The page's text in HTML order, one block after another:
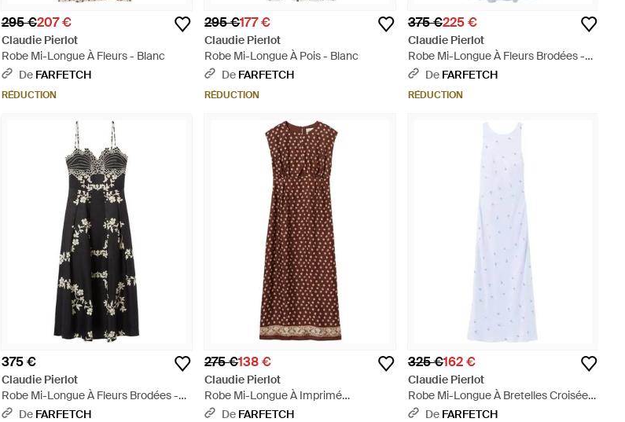
295 €207 €
Claudie Pierlot
Robe Mi-Longue À Fleurs - Blanc
De FARFETCH
RÉDUCTION
295 €177 €
Claudie Pierlot
Robe Mi-Longue À Pois - Blanc
De FARFETCH
RÉDUCTION
375 €225 €
Claudie Pierlot
Robe Mi-Longue À Fleurs Brodées -
Blanc
De FARFETCH
RÉDUCTION
375 €
Claudie Pierlot
Robe Mi-Longue À Fleurs Brodées -
NoirDe FARFETCH
275 €138 €
Claudie Pierlot
Robe Mi-Longue À Imprimé
Graphique - Marron
De FARFETCH
325 €162 €
Claudie Pierlot
Robe Mi-Longue À Bretelles Croisées
- Bleu
De FARFETCH